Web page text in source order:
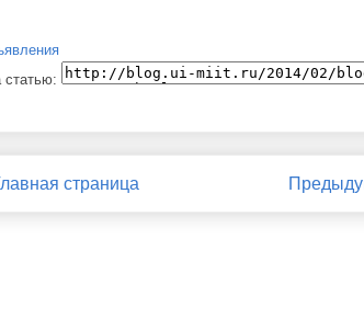
страница